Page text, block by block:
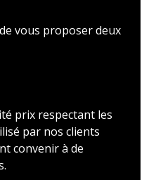
vous proposer deux
prix respectant les
par nos clients
convenir à de